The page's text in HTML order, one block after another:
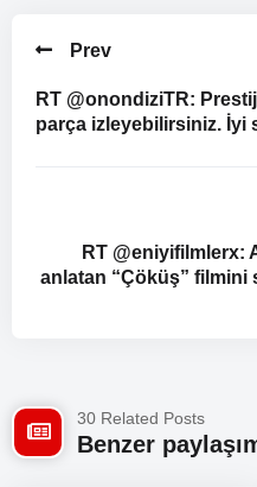
Prev
RT @onondiziTR:
parça izleyebilirsiniz.
RT @eniyifilmlerx:
anlatan “Çöküş” filmini
30 Related Posts
Benzer